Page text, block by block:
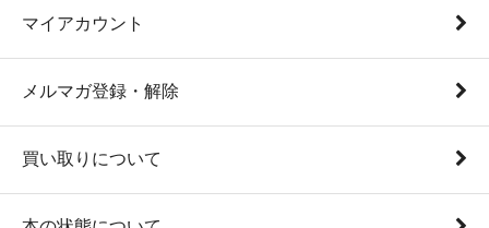
マイアカウント
メルマガ登録・解除
買い取りについて